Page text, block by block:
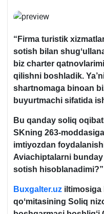
“Firma turistik
sotish bilan
biz charter
qilishni boshladik.
shartnomaga binoan
buyurtmachi sifatida
Bu qanday soliq
SKning 263-
imtiyozdan
Aviachiptalarni
sotish hisoblanadimi?”
Buxgalter.uz iltimosiga
qoʻmitasining Soliq